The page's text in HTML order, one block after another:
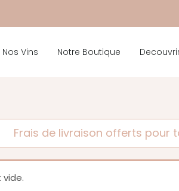
Nos Vins Notre Boutique
Frais de livraison offerts pour